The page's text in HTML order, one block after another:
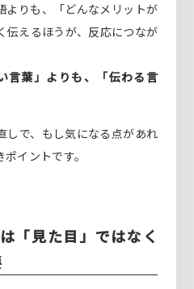
よりも、「どんなメリットが
伝えるほうが、反応につなが
言葉」よりも、「伝わる言
しで、もし気になる点があれ
イントです。
「見た目」ではなく